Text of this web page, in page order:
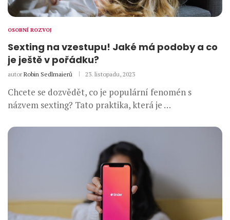
OSOBNÍ ROZVOJ
Sexting na vzestupu! Jaké má podoby a co
je ještě v pořádku?
autor Robin Sedlmaierů 23. listopadu, 2023
Chcete se dozvědět, co je populární fenomén s
názvem sexting? Tato praktika, která je …